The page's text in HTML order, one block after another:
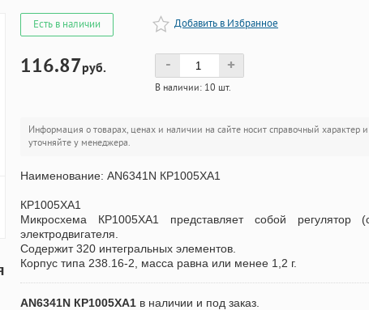
Есть в наличии Добавить в Избранное
116.87руб. - +
В наличии: 10 шт.
Информация о товарах, ценах и наличии на сайте носит справочный характер
уточняйте у менеджера.
Наименование: AN6341N КР1005ХА1
КР1005ХА1
Микросхема КР1005ХА1 представляет собой регулятор
электродвигателя.
Содержит 320 интегральных элементов.
Корпус типа 238.16-2, масса равна или менее 1,2 г.
AN6341N КР1005ХА1 в наличии и под заказ.